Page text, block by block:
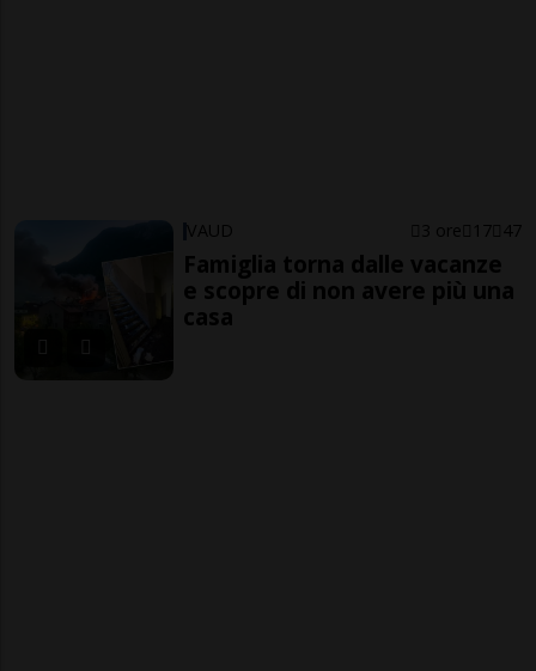
VAUD 3 ore 17 47
Famiglia torna dalle vacanze
e scopre di non avere più una
casa